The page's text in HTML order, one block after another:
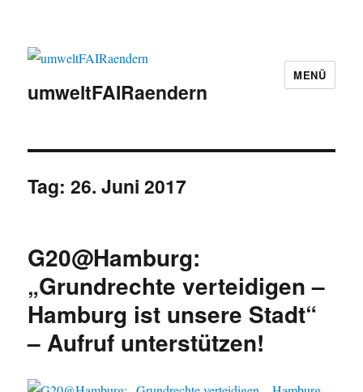
umweltFAIRaendern
MENÜ
Tag:26. Juni 2017
G20@Hamburg:
„Grundrechte verteidigen –
Hamburg ist unsere Stadt“
– Aufruf unterstützen!